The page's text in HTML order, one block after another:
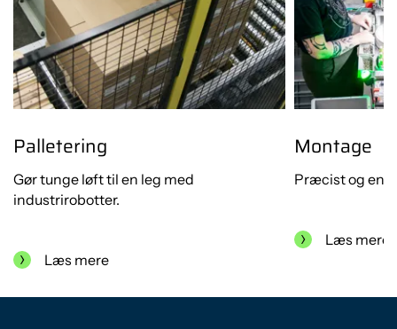
Palletering
Gør tunge løft til en leg med
industrirobotter.
Læs mere
Montage
Præcist og
Læs mere